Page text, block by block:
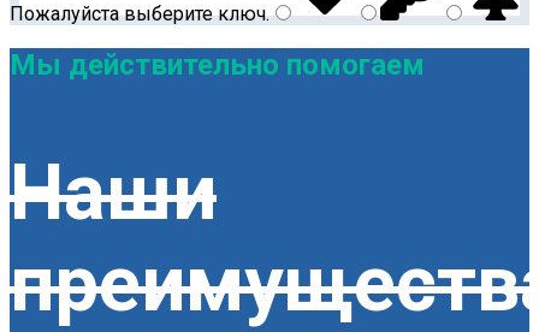
Пожалуйста выберитеключ.
Мы действительно помогаем
Наши